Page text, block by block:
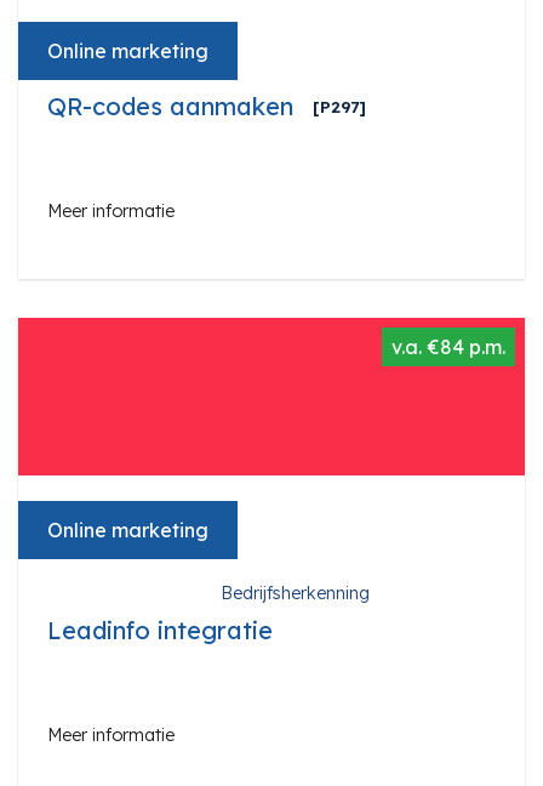
Online marketing
QR-codes aanmaken [P297]
Meer informatie
v.a. €84 p.m.
Online marketing
Bedrijfsherkenning
Leadinfo integratie
Meer informatie